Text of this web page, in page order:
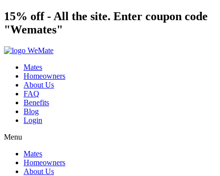
Skip
to
content
15% off - All the site. Enter coupon code
"Wemates"
Mates
Homeowners
About Us
FAQ
Benefits
Blog
Login
Menu
Mates
Homeowners
About Us